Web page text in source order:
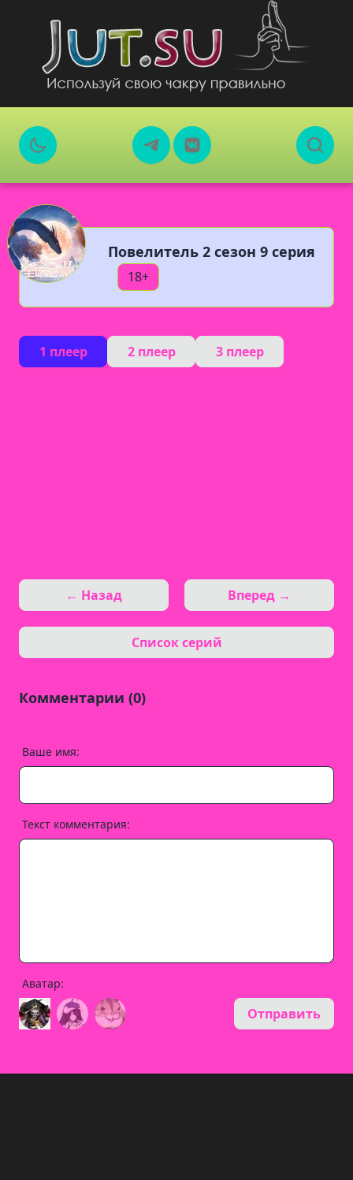
Повелитель 2 сезон 9 серия
18+
1 плеер 2 плеер 3 плеер
← Назад
Список серий
Вперед →
Комментарии (0)
Ваше имя:
Текст комментария:
Аватар:
Отправить